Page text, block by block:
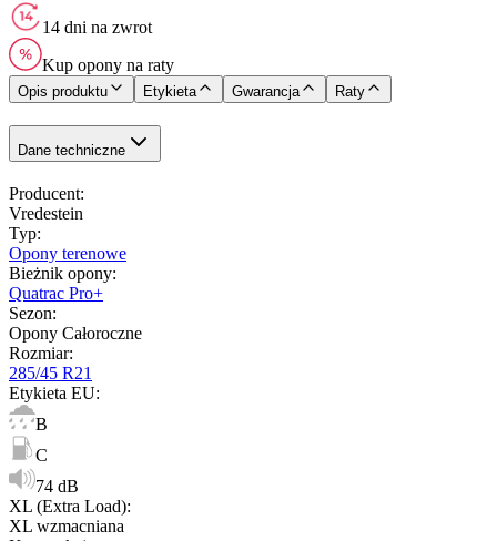
14 dni na zwrot
Kup opony na raty
Opis produktu Etykieta Gwarancja Raty
Dane techniczne
Producent:
Vredestein
Typ:
Opony terenowe
Bieżnik opony:
Quatrac Pro+
Sezon:
Opony Całoroczne
Rozmiar:
285/45 R21
Etykieta EU:
B
C
74 dB
XL (Extra Load):
XL wzmacniana